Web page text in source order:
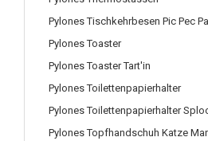
Pylones Tischkehrbesen Pic Pec
Pylones Toaster
Pylones Toaster Tart'in
Pylones Toilettenpapierhalter
Pylones Toilettenpapierhalter
Pylones Topfhandschuh Katze